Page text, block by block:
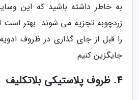
به خاطر داشته باشید که این
زردچوبه تجزیه می شوند. بهتر است
را قبل از جای گذاری در ظروف
جایگزین کنیم.
4. ظروف پلاستیکی بلاتکلیف